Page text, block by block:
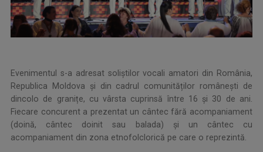
Evenimentul s-a adresat soliștilor vocali amatori din România,
Republica Moldova și din cadrul comunităților românești de
dincolo de granițe, cu vârsta cuprinsă între 16 și 30 de ani.
Fiecare concurent a prezentat un cântec fără acompaniament
(doină, cântec doinit sau balada) și un cântec cu
acompaniament din zona etnofolclorică pe care o reprezintă.